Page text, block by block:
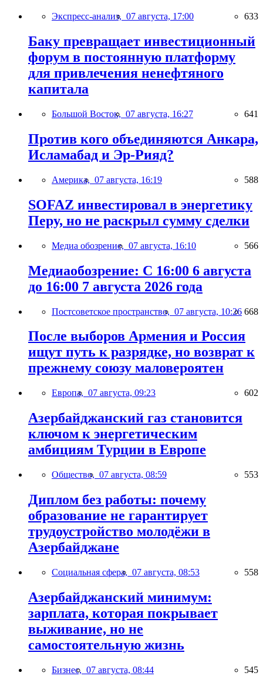
Экспресс-анализ, 07 августа, 17:00 633
Баку превращает инвестиционный
форум в постоянную платформу
для привлечения ненефтяного
капитала
Большой Восток, 07 августа, 16:27 641
Против кого объединяются Анкара,
Исламабад и Эр-Рияд?
Америка, 07 августа, 16:19 588
SOFAZ инвестировал в энергетику
Перу, но не раскрыл сумму сделки
Медиа обозрение, 07 августа, 16:10 566
Медиаобозрение: С 16:00 6 августа
до 16:00 7 августа 2026 года
Постсоветское пространство, 07 августа, 10:26 668
После выборов Армения и Россия
ищут путь к разрядке, но возврат к
прежнему союзу маловероятен
Европа, 07 августа, 09:23 602
Азербайджанский газ становится
ключом к энергетическим
амбициям Турции в Европе
Общество, 07 августа, 08:59 553
Диплом без работы: почему
образование не гарантирует
трудоустройство молодёжи в
Азербайджане
Социальная сфера, 07 августа, 08:53 558
Азербайджанский минимум:
зарплата, которая покрывает
выживание, но не
самостоятельную жизнь
Бизнес, 07 августа, 08:44 545